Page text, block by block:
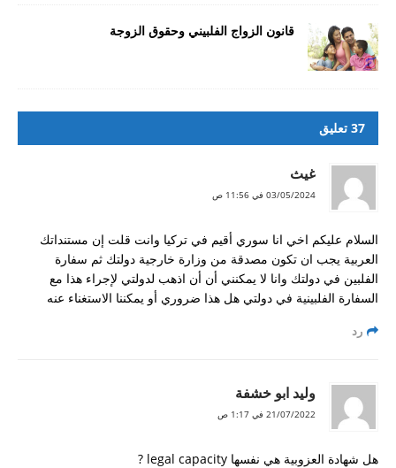
قانون الزواج الفلبيني وحقوق الزوجة
37 تعليق
غيث
03/05/2024 في 11:56 ص
السلام عليكم اخي انا سوري أقيم في تركيا وانت قلت إن مستنداتك
العربية يجب ان تكون مصدقة من وزارة خارجية دولتك ثم سفارة
الفلبين في دولتك وانا لا يمكنني أن أن اذهب لدولتي لإجراء هذا مع
السفارة الفلبينية في دولتي هل هذا ضروري أو يمكننا الاستغناء عنه
رد
وليد ابو خشفة
21/07/2022 في 1:17 ص
هل شهادة العزوبية هي نفسها legal capacity ?